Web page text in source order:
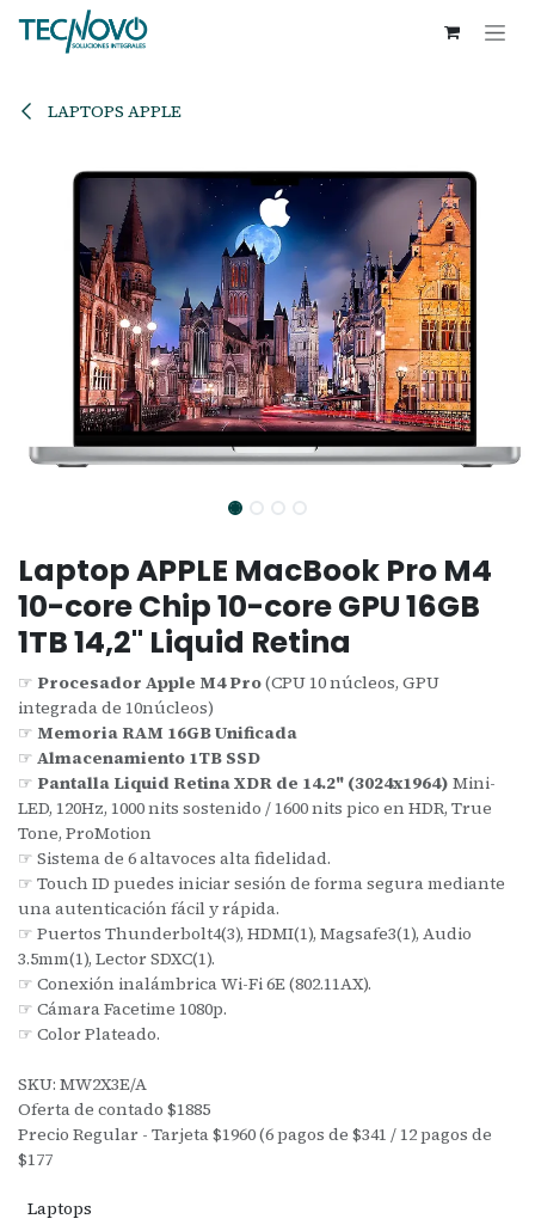
Ir al contenido
LAPTOPS APPLE
Laptop APPLE MacBook Pro M4
10-core Chip 10-core GPU 16GB
1TB 14,2" Liquid Retina
☞ Procesador Apple M4 Pro(CPU 10 núcleos, GPU
integrada de 10núcleos)
☞ Memoria RAM 16GB Unificada
☞ Almacenamiento 1TB SSD
☞ Pantalla Liquid Retina XDR de 14.2" (3024x1964) Mini-
LED, 120Hz, 1000 nits sostenido / 1600 nits pico en HDR, True
Tone, ProMotion
☞ Sistema de 6 altavoces alta fidelidad.
☞ Touch ID puedes iniciar sesión de forma segura mediante
una autenticación fácil y rápida.
☞ Puertos Thunderbolt4(3), HDMI(1), Magsafe3(1), Audio
3.5mm(1), Lector SDXC(1).
☞ Conexión inalámbrica Wi-Fi 6E (802.11AX).
☞ Cámara Facetime 1080p.
☞ Color Plateado.
SKU: MW2X3E/A
Oferta de contado $1885
Precio Regular - Tarjeta $1960 (6 pagos de $341 / 12 pagos de
$177
Laptops